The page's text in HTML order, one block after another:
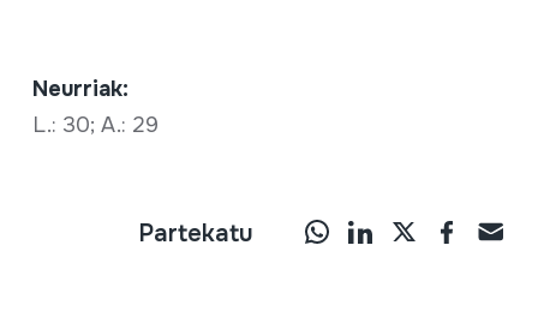
Neurriak:
L.: 30; A.: 29
Partekatu